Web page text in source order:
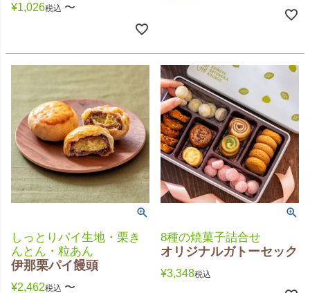
¥1,026税込 〜
しっとりパイ生地・栗き
んとん・粒あん
伊那栗パイ饅頭
¥2,462税込 〜
8種の焼菓子詰合せ
オリジナルガトーセック
¥3,348税込